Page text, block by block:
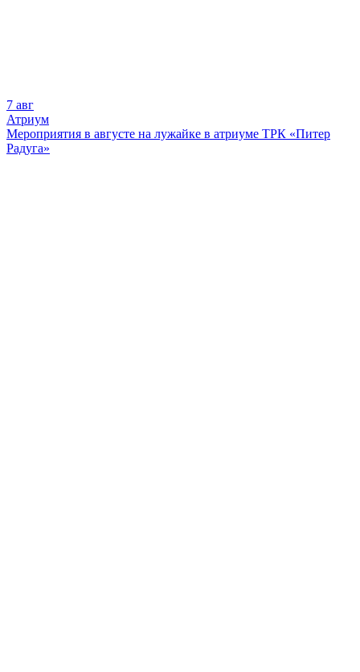
7 авг
Атриум
Мероприятия в августе на лужайке в атриуме ТРК «Питер
Радуга»